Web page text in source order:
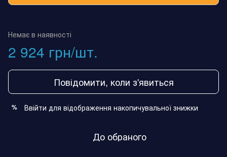
Немає в наявності
2 924 грн/шт.
Повідомити, коли з'явиться
% Ввійти для відображення накопичувальної знижки
До обраного